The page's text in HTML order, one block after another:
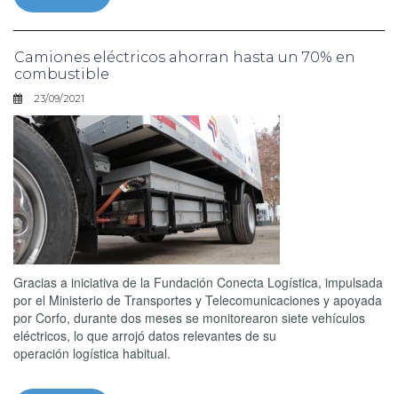
Camiones eléctricos ahorran hasta un 70% en
combustible
23/09/2021
Gracias a iniciativa de la Fundación Conecta Logística, impulsada
por el Ministerio de Transportes y Telecomunicaciones y apoyada
por Corfo, durante dos meses se monitorearon siete vehículos
eléctricos, lo que arrojó datos relevantes de su
operación logística habitual.